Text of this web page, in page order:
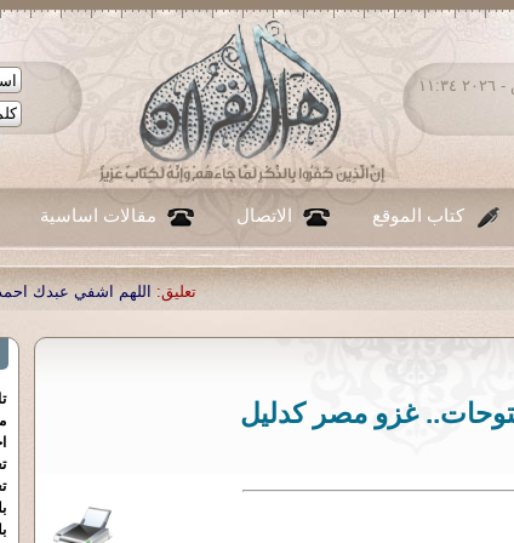
الأربعاء ٠٥ - أغسطس - ٢٠٢٦ ١١:٣٤
كتاب الموقع الاتصال مقالات اساسية
اللهم اشفي عبدك احمد صبحي منصور|تعليق: ...
غزو مصر كدليل